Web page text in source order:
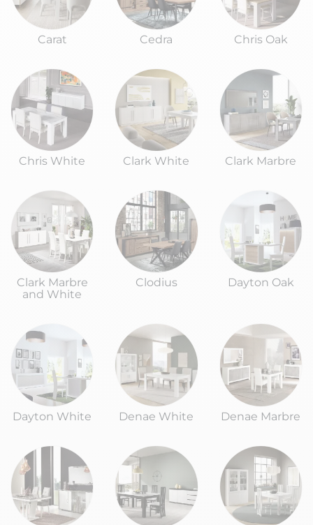
Carat Cedra Chris Oak
Chris White Clark White Clark Marbre
Clark Marbre
and White
Clodius Dayton Oak
Dayton White Denae White Denae Marbre